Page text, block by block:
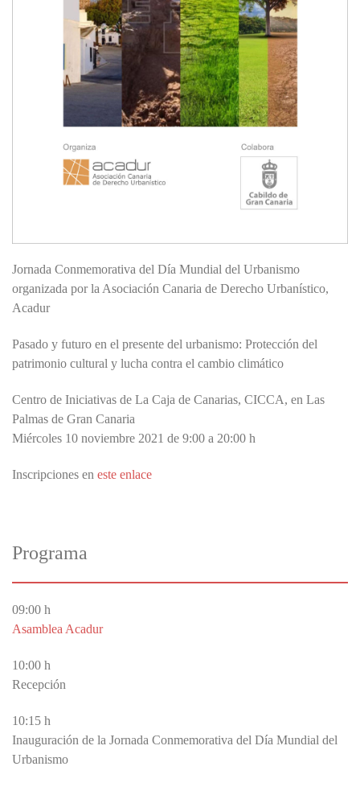
Jornada Conmemorativa del Día Mundial del Urbanismo
organizada por la Asociación Canaria de Derecho Urbanístico,
Acadur
Pasado y futuro en el presente del urbanismo: Protección del
patrimonio cultural y lucha contra el cambio climático
Centro de Iniciativas de La Caja de Canarias, CICCA, en Las
Palmas de Gran Canaria
Miércoles 10 noviembre 2021 de 9:00 a 20:00 h
Inscripciones en este enlace
Programa
09:00 h
Asamblea Acadur
10:00 h
Recepción
10:15 h
Inauguración de la Jornada Conmemorativa del Día Mundial del
Urbanismo